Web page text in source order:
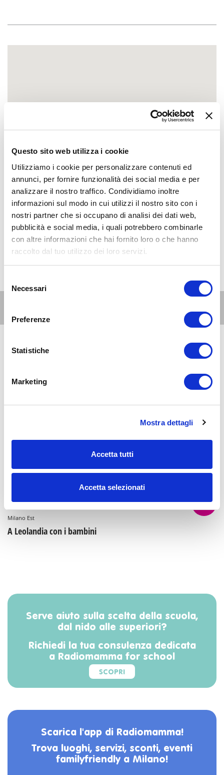
Questo sito web utilizza i cookie
Utilizziamo i cookie per personalizzare contenuti ed
annunci, per fornire funzionalità dei social media e per
analizzare il nostro traffico. Condividiamo inoltre
informazioni sul modo in cui utilizzi il nostro sito con i
nostri partner che si occupano di analisi dei dati web,
pubblicità e social media, i quali potrebbero combinarle
con altre informazioni che hai fornito loro o che hanno
raccolto dal tuo utilizzo dei loro servizi.
delNecessari
Preferenze
Statistiche
Marketing
Mostra dettagli
Accetta tutti
Accetta selezionati
Altri eventi per questa età
9
Testi
6-10
Al Nuovo Armenia: i laboratori domenicali
6-10
Milano Est
A Leolandia con i bambini
6-10
Serve aiuto sulla scelta della scuola,
dal nido alle superiori?
Richiedi la tua consulenza dedicata
a Radiomamma for school
SCOPRI
Scarica l'app di Radiomamma!
Trova luoghi, servizi, sconti, eventi
familyfriendly a Milano!